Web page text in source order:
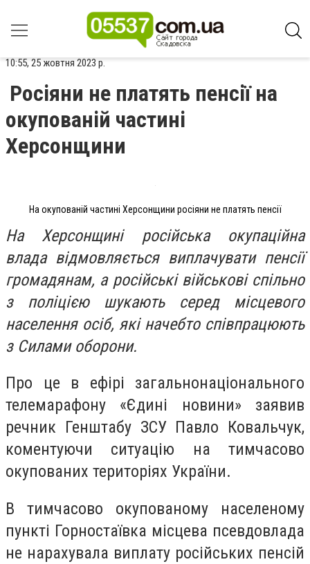
10:55, 25 жовтня 2023 р.
Росіяни не платять пенсії на
окупованій частині
Херсонщини
На окупованій частині Херсонщини росіяни не платять пенсії
На Херсонщині російська окупаційна
влада відмовляється виплачувати пенсії
громадянам, а російські військові спільно
з поліцією шукають серед місцевого
населення осіб, які начебто співпрацюють
з Силами оборони.
Про це в ефірі загальнонаціонального
телемарафону «Єдині новини» заявив
речник Генштабу ЗСУ Павло Ковальчук,
коментуючи ситуацію на тимчасово
окупованих територіях України.
В тимчасово окупованому населеному
пункті Горностаївка місцева псевдовлада
не нарахувала виплату російських пенсій